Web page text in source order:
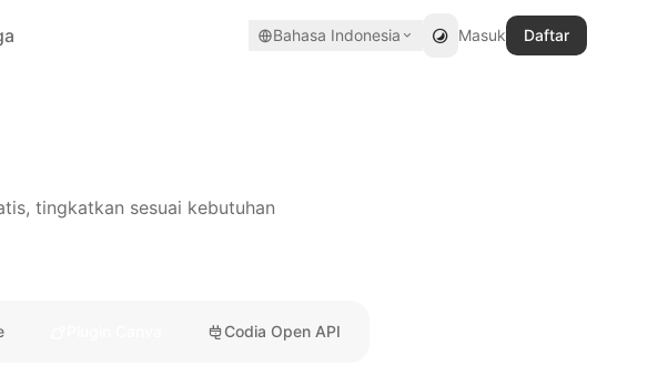
Bahasa Indonesia Masuk Daftar
tingkatkan sesuai kebutuhan
Codia Open API